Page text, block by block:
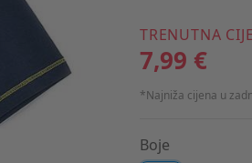
TRENUTNA
7,99 €
*Najniža cijena u
Boje